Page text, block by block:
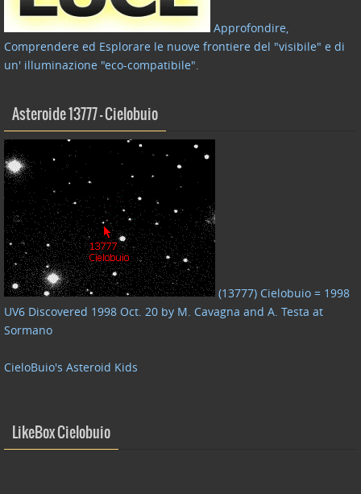
Approfondire,
Comprendere ed Esplorare le nuove frontiere del "visibile" e di
un' illuminazione "eco-compatibile".
Asteroide 13777 – Cielobuio
(13777) Cielobuio = 1998
UV6 Discovered 1998 Oct. 20 by M. Cavagna and A. Testa at
Sormano
CieloBuio's Asteroid Kids
LikeBox Cielobuio